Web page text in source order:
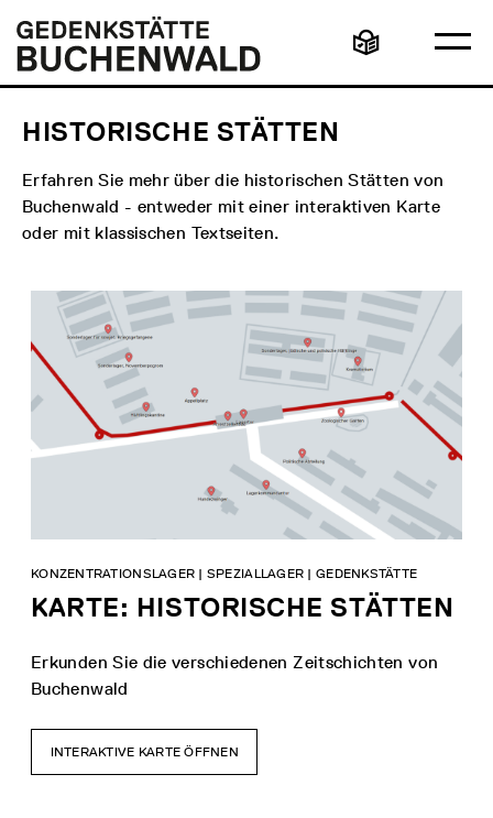
zum
Inhalt
Gedenkstätte
Buchenwald
Leichte
Sprache
HISTORISCHE STÄTTEN
Erfahren Sie mehr über die historischen Stätten von
Buchenwald - entweder mit einer interaktiven Karte
oder mit klassischen Textseiten.
KARTE: HISTORISCHE STÄTTEN
KONZENTRATIONSLAGER | SPEZIALLAGER | GEDENKSTÄTTE
Erkunden Sie die verschiedenen Zeitschichten von
Buchenwald
INTERAKTIVE KARTE ÖFFNEN